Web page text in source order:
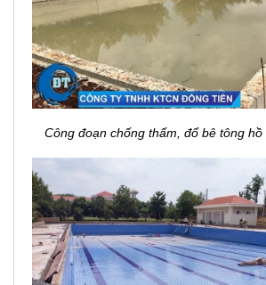
Công đoạn chống thấm, đổ bê tông